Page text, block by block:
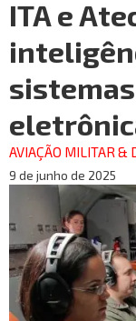
ITA e
AVIAÇÃO MILITAR &
9 de junho de 2025